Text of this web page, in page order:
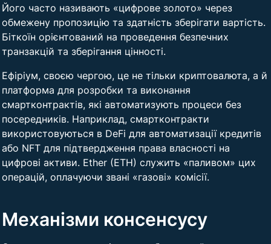
Його часто називають «цифрове золото» через
обмежену пропозицію та здатність зберігати вартість.
Біткоїн орієнтований на проведення безпечних
транзакцій та зберігання цінності.
Ефіріум, своєю чергою, це не тільки криптовалюта, а й
платформа для розробки та виконання
смартконтрактів, які автоматизують процеси без
посередників. Наприклад, смартконтракти
використовуються в DeFi для автоматизації кредитів
або NFT для підтвердження права власності на
цифрові активи. Ether (ETH) служить «паливом» цих
операцій, оплачуючи звані «газові» комісії.
Механізми консенсусу